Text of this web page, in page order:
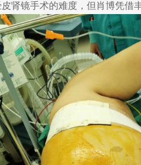
肾镜手术的难度，但肖博凭借